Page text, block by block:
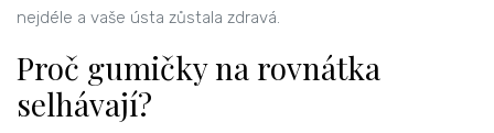
nejdéle a vaše ústa zůstala zdravá.
Proč gumičky na rovnátka
selhávají?